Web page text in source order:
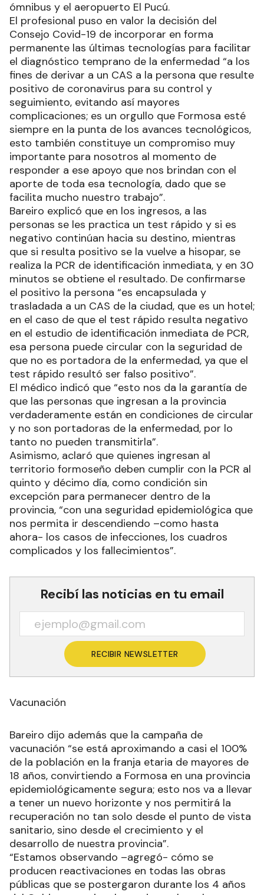
ómnibus y el aeropuerto El Pucú.
El profesional puso en valor la decisión del
Consejo Covid-19 de incorporar en forma
permanente las últimas tecnologías para facilitar
el diagnóstico temprano de la enfermedad “a los
fines de derivar a un CAS a la persona que resulte
positivo de coronavirus para su control y
seguimiento, evitando así mayores
complicaciones; es un orgullo que Formosa esté
siempre en la punta de los avances tecnológicos,
esto también constituye un compromiso muy
importante para nosotros al momento de
responder a ese apoyo que nos brindan con el
aporte de toda esa tecnología, dado que se
facilita mucho nuestro trabajo”.
Bareiro explicó que en los ingresos, a las
personas se les practica un test rápido y si es
negativo continúan hacia su destino, mientras
que si resulta positivo se la vuelve a hisopar, se
realiza la PCR de identificación inmediata, y en 30
minutos se obtiene el resultado. De confirmarse
el positivo la persona “es encapsulada y
trasladada a un CAS de la ciudad, que es un hotel;
en el caso de que el test rápido resulta negativo
en el estudio de identificación inmediata de PCR,
esa persona puede circular con la seguridad de
que no es portadora de la enfermedad, ya que el
test rápido resultó ser falso positivo”.
El médico indicó que “esto nos da la garantía de
que las personas que ingresan a la provincia
verdaderamente están en condiciones de circular
y no son portadoras de la enfermedad, por lo
tanto no pueden transmitirla”.
Asimismo, aclaró que quienes ingresan al
territorio formoseño deben cumplir con la PCR al
quinto y décimo día, como condición sin
excepción para permanecer dentro de la
provincia, “con una seguridad epidemiológica que
nos permita ir descendiendo –como hasta
ahora- los casos de infecciones, los cuadros
complicados y los fallecimientos”.
Recibí las noticias en tu email
RECIBIR NEWSLETTER
Vacunación
Bareiro dijo además que la campaña de
vacunación “se está aproximando a casi el 100%
de la población en la franja etaria de mayores de
18 años, convirtiendo a Formosa en una provincia
epidemiológicamente segura; esto nos va a llevar
a tener un nuevo horizonte y nos permitirá la
recuperación no tan solo desde el punto de vista
sanitario, sino desde el crecimiento y el
desarrollo de nuestra provincia”.
“Estamos observando –agregó- cómo se
producen reactivaciones en todas las obras
públicas que se postergaron durante los 4 años